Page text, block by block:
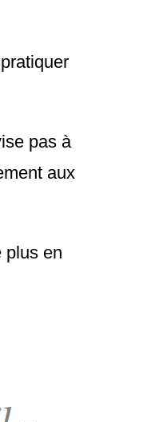
pas à
aux
plus en